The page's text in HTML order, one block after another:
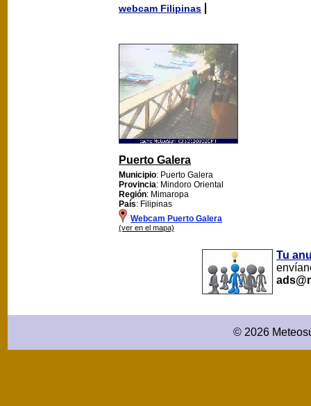
webcam Filipinas
Puerto Galera
Municipio: Puerto Galera
Provincia: Mindoro Oriental
Región: Mimaropa
País: Filipinas
Webcam Puerto Galera
(ver en el mapa)
Tu
© 2026